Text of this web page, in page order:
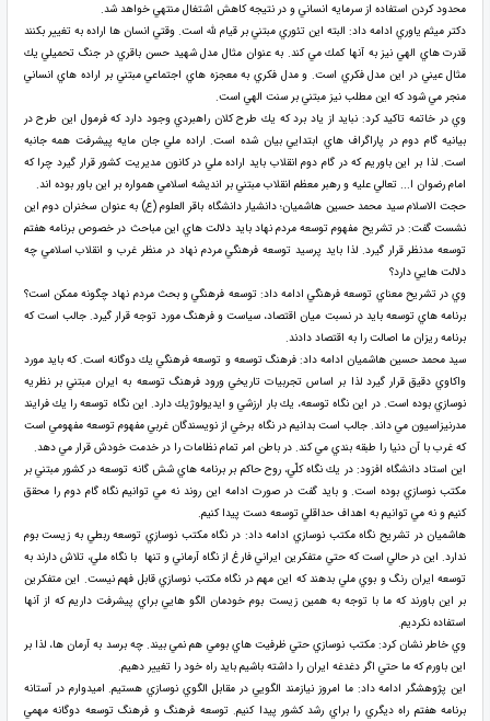
محدود كردن استفاده از سرمايه انساني و در نتيجه كاهش اشتغال منتهي خواهد شد.
دكتر ميثم ياوري ادامه داد: البته اين تئوري مبتني بر قيام لله است. وقتي انسان ها اراده به تغيير بكنند
قدرت هاي الهي نيز به آنها كمك مي كند. به عنوان مثال مدل شهيد حسن باقري در جنگ تحميلي يك
مثال عيني در اين مدل فكري است. و مدل فكري به معجزه هاي اجتماعي مبتني بر اراده هاي انساني
منجر مي شود كه اين مطلب نيز مبتني بر سنت الهي است.
وي در خاتمه تاكيد كرد: نبايد از ياد برد كه يك طرح كلان راهبردي وجود دارد كه فرمول اين طرح در
بيانيه گام دوم در پاراگراف هاي ابتدايي بيان شده است. اراده ملي جان مايه پيشرفت همه جانبه
است. لذا بر اين باوريم كه در گام دوم انقلاب بايد اراده ملي در كانون مديريت كشور قرار گيرد چرا كه
امام رضوان ا... تعالي عليه و رهبر معظم انقلاب مبتني بر انديشه اسلامي همواره بر اين باور بوده اند.
حجت الاسلام سيد محمد حسين هاشميان؛ دانشيار دانشگاه باقر العلوم (ع) به عنوان سخنران دوم اين
نشست گفت: در تشريح مفهوم توسعه مردم نهاد بايد دلالت هاي اين مباحث در خصوص برنامه هفتم
توسعه مدنظر قرار گيرد. لذا بايد پرسيد توسعه فرهنگي مردم نهاد در منظر غرب و انقلاب اسلامي چه
دلالت هايي دارد؟
وي در تشريح معناي توسعه فرهنگي ادامه داد: توسعه فرهنگي و بحث مردم نهاد چگونه ممكن است؟
برنامه هاي توسعه بايد در نسبت ميان اقتصاد، سياست و فرهنگ مورد توجه قرار گيرد. جالب است كه
برنامه ريزان ما اصالت را به اقتصاد دادند.
سيد محمد حسين هاشميان ادامه داد: فرهنگ توسعه و توسعه فرهنگي يك دوگانه است. كه بايد مورد
واكاوي دقيق قرار گيرد لذا بر اساس تجربيات تاريخي ورود فرهنگ توسعه به ايران مبتني بر نظريه
نوسازي بوده است. در اين نگاه توسعه، يك بار ارزشي و ايديولوژيك دارد. اين نگاه توسعه را يك فرايند
مدرنيزاسيون مي داند. جالب است بدانيم در نگاه برخي از نويسندگان غربي مفهوم توسعه مفهومي است
كه غرب با آن دنيا را طبقه بندي مي كند. در باطن امر تمام نظامات را در خدمت خودش قرار مي دهد.
اين استاد دانشگاه افزود: در يك نگاه كلّي، روح حاكم بر برنامه هاي شش گانه توسعه در كشور مبتني بر
مكتب نوسازي بوده است. و بايد گفت در صورت ادامه اين روند نه مي توانيم نگاه گام دوم را محقق
كنيم و نه مي توانيم به اهداف حداقلي توسعه دست پيدا كنيم.
هاشميان در تشريح نگاه مكتب نوسازي ادامه داد: در نگاه مكتب نوسازي توسعه ربطي به زيست بوم
ندارد. اين در حالي است كه حتي متفكرين ايراني فارغ از نگاه آرماني و تنها با نگاه ملي، تلاش دارند به
توسعه ايران رنگ و بوي ملي بدهند كه اين مهم در نگاه مكتب نوسازي قابل فهم نيست. اين متفكرين
بر اين باورند كه ما با توجه به همين زيست بوم خودمان الگو هايي براي پيشرفت داريم كه از آنها
استفاده نكرديم.
وي خاطر نشان كرد: مكتب نوسازي حتي ظرفيت هاي بومي هم نمي بيند. چه برسد به آرمان ها، لذا بر
اين باورم كه ما حتي اگر دغدغه ايران را داشته باشيم بايد راه خود را تغيير دهيم.
اين پژوهشگر ادامه داد: ما امروز نيازمند الگويي در مقابل الگوي نوسازي هستيم. اميدوارم در آستانه
برنامه هفتم راه ديگري را براي رشد كشور پيدا كنيم. توسعه فرهنگ و فرهنگ توسعه دوگانه مهمي